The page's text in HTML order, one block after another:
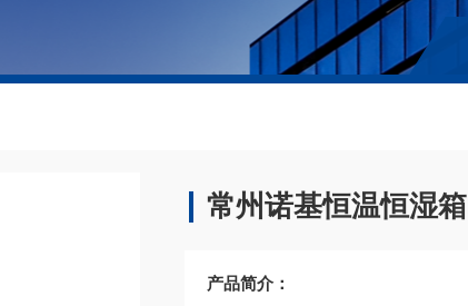
常州诺基恒温恒湿箱
产品简介：